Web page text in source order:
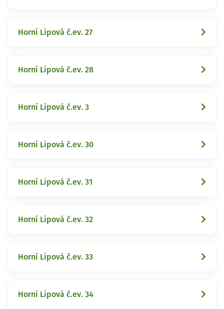
Horní Lipová č.ev. 27
Horní Lipová č.ev. 28
Horní Lipová č.ev. 3
Horní Lipová č.ev. 30
Horní Lipová č.ev. 31
Horní Lipová č.ev. 32
Horní Lipová č.ev. 33
Horní Lipová č.ev. 34